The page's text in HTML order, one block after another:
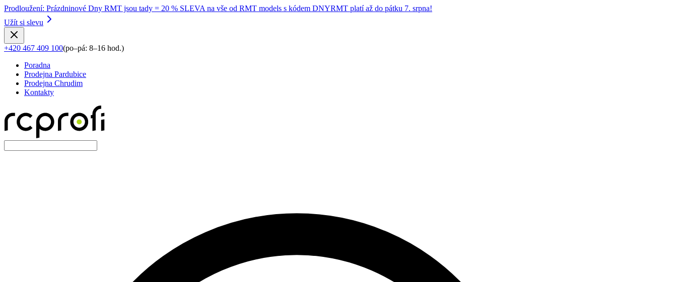
Prodloužení: Prázdninové Dny RMT jsou tady = 20 % SLEVA na vše od RMT models s kódem DNYRMT platí až do pátku 7. srpna!
Užít si slevu
+420 467 409 100(po–pá: 8–16 hod.)
Poradna
Prodejna Pardubice
Prodejna Chrudim
Kontakty